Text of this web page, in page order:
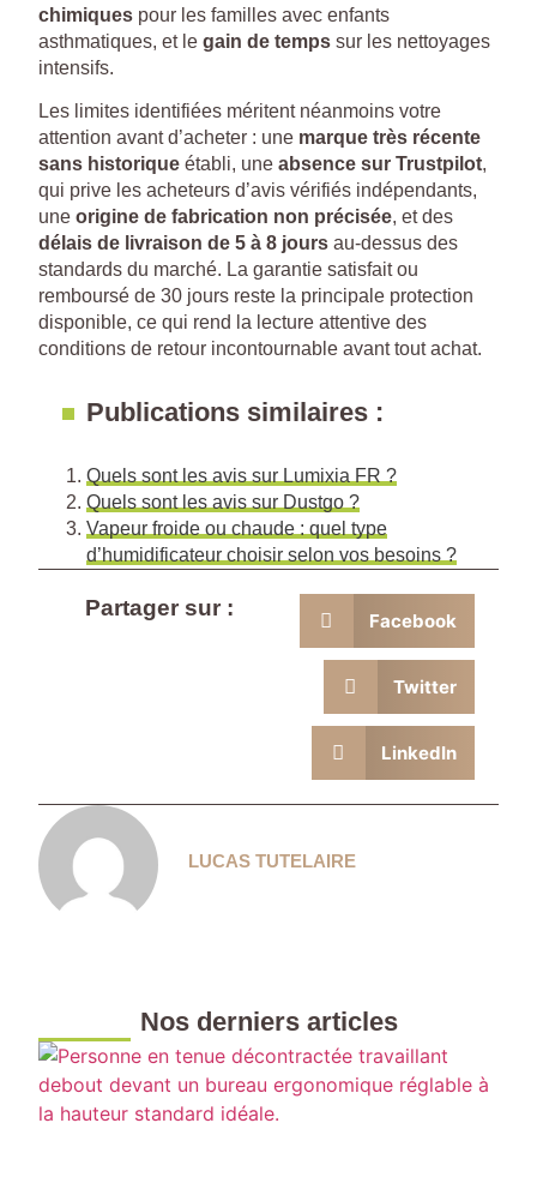
chimiques pour les familles avec enfants
asthmatiques, et le gain de temps sur les nettoyages
intensifs.
Les limites identifiées méritent néanmoins votre
attention avant d’acheter : une marque très récente
sans historique établi, une absence sur Trustpilot,
qui prive les acheteurs d’avis vérifiés indépendants,
une origine de fabrication non précisée, et des
délais de livraison de 5 à 8 jours au-dessus des
standards du marché. La garantie satisfait ou
remboursé de 30 jours reste la principale protection
disponible, ce qui rend la lecture attentive des
conditions de retour incontournable avant tout achat.
Publications similaires :
Quels sont les avis sur Lumixia FR ?
Quels sont les avis sur Dustgo ?
Vapeur froide ou chaude : quel type
d’humidificateur choisir selon vos besoins ?
Partager sur : Facebook
Twitter
LinkedIn
LUCAS TUTELAIRE
Nos derniers articles